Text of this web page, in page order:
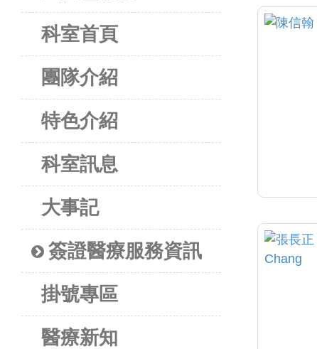
科室首頁
團隊介紹
特色介紹
科室訊息
大事記
簽證醫療服務資訊
掛號專區
醫療新知